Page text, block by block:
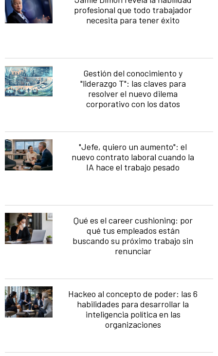
profesional que todo trabajador
necesita para tener éxito
Gestión del conocimiento y
"liderazgo T": las claves para
resolver el nuevo dilema
corporativo con los datos
"Jefe, quiero un aumento": el
nuevo contrato laboral cuando la
IA hace el trabajo pesado
Qué es el career cushioning: por
qué tus empleados están
buscando su próximo trabajo sin
renunciar
Hackeo al concepto de poder: las 6
habilidades para desarrollar la
inteligencia política en las
organizaciones